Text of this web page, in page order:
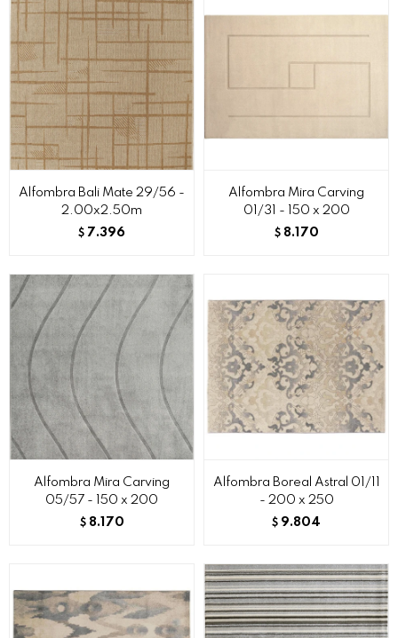
Alfombra Bali Mate 29/56 -
2.00x2.50m
$ 7.396
Alfombra Mira Carving
01/31 - 150 x 200
$ 8.170
Alfombra Mira Carving
05/57 - 150 x 200
$ 8.170
Alfombra Boreal Astral 01/11
- 200 x 250
$ 9.804